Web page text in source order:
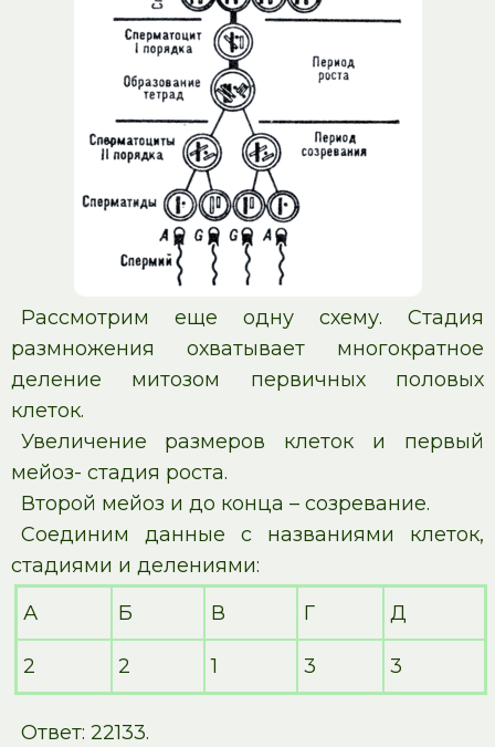
Рассмотрим еще одну схему. Стадия
размножения охватывает многократное
деление митозом первичных половых
клеток.
Увеличение размеров клеток и первый
мейоз- стадия роста.
Второй мейоз и до конца – созревание.
Соединим данные с названиями клеток,
стадиями и делениями:
А
Б В Г Д
2 2 1 3 3
Ответ: 22133.